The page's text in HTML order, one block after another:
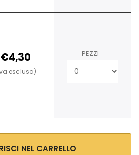
€4,30
esclusa)
PEZZI
NEL CARRELLO